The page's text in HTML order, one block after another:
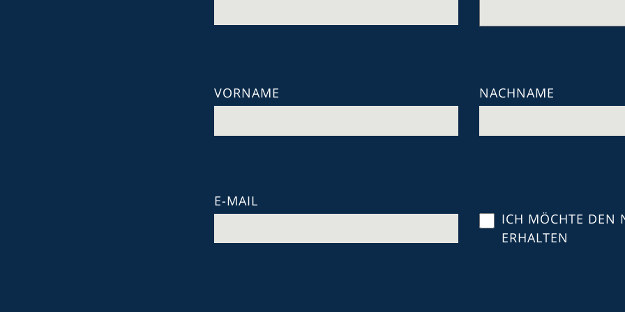
VORNAME NACHNAME
E-MAIL
ICH MÖCHTE DEN
ERHALTEN